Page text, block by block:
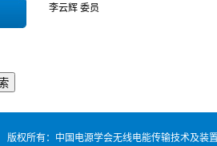
李云辉 委员
版权所有：中国电源学会无线电能传输技术及装置